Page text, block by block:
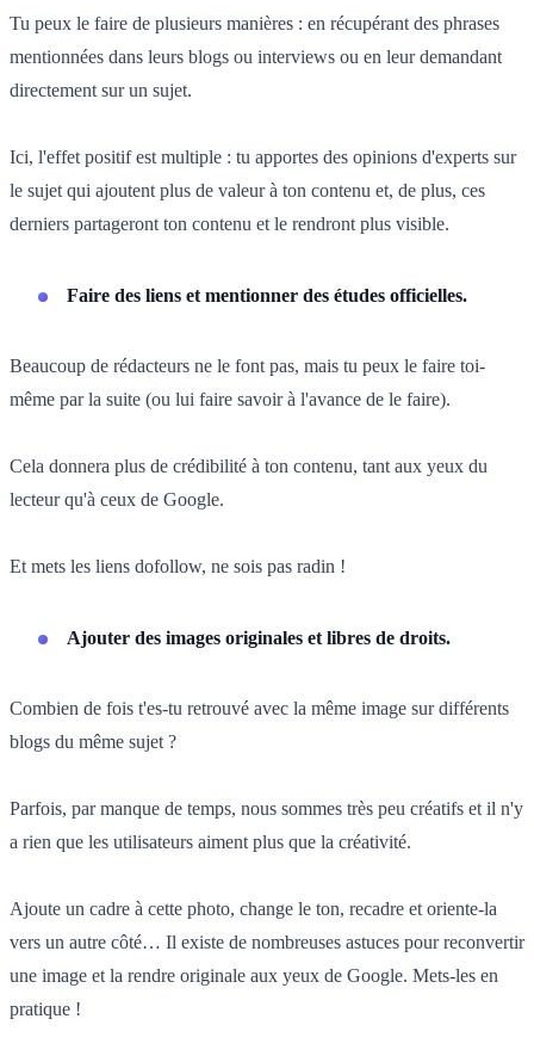
Tu peux le faire de plusieurs manières : en récupérant des phrases
mentionnées dans leurs blogs ou interviews ou en leur demandant
directement sur un sujet.
Ici, l'effet positif est multiple : tu apportes des opinions d'experts sur
le sujet qui ajoutent plus de valeur à ton contenu et, de plus, ces
derniers partageront ton contenu et le rendront plus visible.
Faire des liens et mentionner des études officielles.
Beaucoup de rédacteurs ne le font pas, mais tu peux le faire toi-
même par la suite (ou lui faire savoir à l'avance de le faire).
Cela donnera plus de crédibilité à ton contenu, tant aux yeux du
lecteur qu'à ceux de Google.
Et mets les liens dofollow, ne sois pas radin !
Ajouter des images originales et libres de droits.
Combien de fois t'es-tu retrouvé avec la même image sur différents
blogs du même sujet ?
Parfois, par manque de temps, nous sommes très peu créatifs et il n'y
a rien que les utilisateurs aiment plus que la créativité.
Ajoute un cadre à cette photo, change le ton, recadre et oriente-la
vers un autre côté… Il existe de nombreuses astuces pour reconvertir
une image et la rendre originale aux yeux de Google. Mets-les en
pratique !